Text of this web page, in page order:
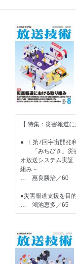
【 特集：災害報道
● 〈 第7回宇宙開発
「みちびき」災
オ放送システム実
組み－
… 惠良勝治／60
●災害報道支援を目
… 鴻池恵多／65
【 グラビア記事 】
●朋栄、「FOR-A